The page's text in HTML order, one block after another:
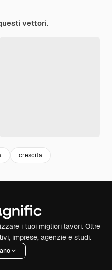
vettori.
crescita
i tuoi migliori lavori. Oltre
imprese, agenzie e studi.